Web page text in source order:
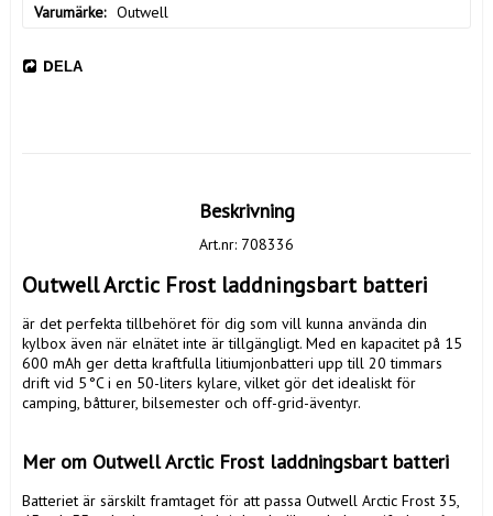
Varumärke Outwell
DELA
Beskrivning
Art.nr: 708336
Outwell Arctic Frost laddningsbart batteri
är det perfekta tillbehöret för dig som vill kunna använda din
kylbox även när elnätet inte är tillgängligt. Med en kapacitet på 15
600 mAh ger detta kraftfulla litiumjonbatteri upp till 20 timmars
drift vid 5 °C i en 50-liters kylare, vilket gör det idealiskt för
camping, båtturer, bilsemester och off-grid-äventyr.
Mer om Outwell Arctic Frost laddningsbart batteri
Batteriet är särskilt framtaget för att passa Outwell Arctic Frost 35,